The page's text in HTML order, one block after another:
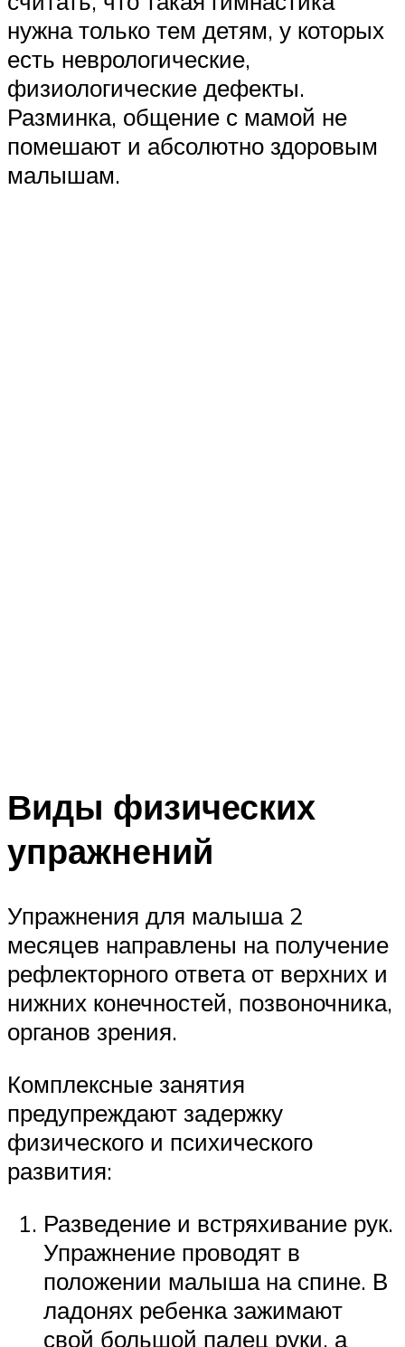
нужна только тем детям, у которых
есть неврологические,
физиологические дефекты.
Разминка, общение с мамой не
помешают и абсолютно здоровым
малышам.
Виды физических
упражнений
Упражнения для малыша 2
месяцев направлены на получение
рефлекторного ответа от верхних и
нижних конечностей, позвоночника,
органов зрения.
Комплексные занятия
предупреждают задержку
физического и психического
развития:
Разведение и встряхивание рук.
Упражнение проводят в
положении малыша на спине. В
ладонях ребенка зажимают
свой большой палец руки, а